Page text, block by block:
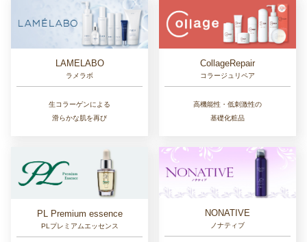
LAMELABO
ラメラボ
生コラーゲンによる
滑らかな肌を再び
CollageRepair
コラージュリペア
高機能性・低刺激性の
基礎化粧品
PL Premium essence
PLプレミアムエッセンス
NONATIVE
ノナティブ